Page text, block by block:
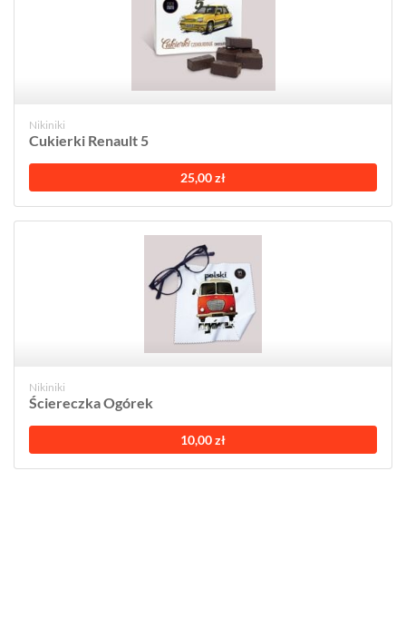
Nikiniki
Cukierki Renault 5
25,00 zł
Nikiniki
Ściereczka Ogórek
10,00 zł